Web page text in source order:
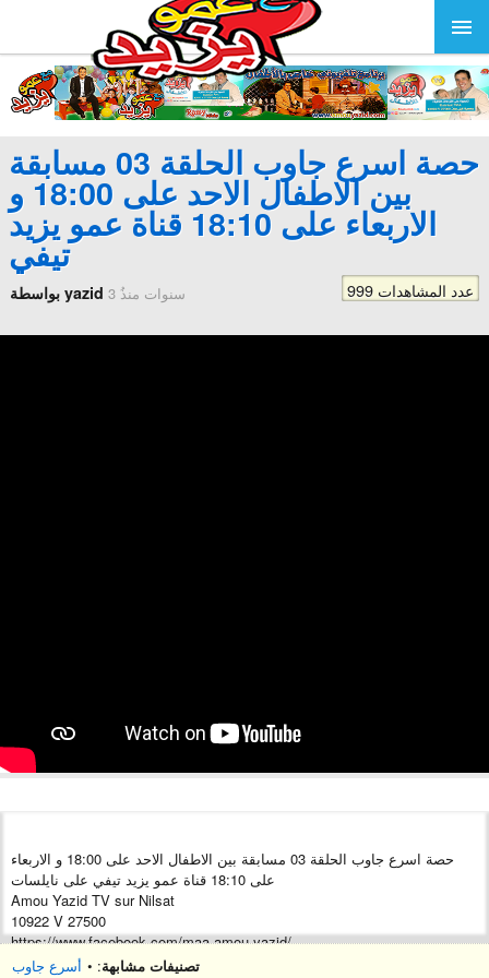
حصة اسرع جاوب الحلقة 03 مسابقة
بين الاطفال الاحد على 18:00 و
الاربعاء على 18:10 قناة عمو يزيد
تيفي
بواسطة yazid 3 سنوات منذُ 999 عدد المشاهدات
حصة اسرع جاوب الحلقة 03 مسابقة بين الاطفال الاحد على 18:00 و الاربعاء
على 18:10 قناة عمو يزيد تيفي على نايلسات
Amou Yazid TV sur Nilsat
10922 V 27500
https://www.facebook.com/maa.amou.yazid/
https://www.youtube.com/channel/UChjS...
تصنيفات مشابهة: • أسرع جاوب